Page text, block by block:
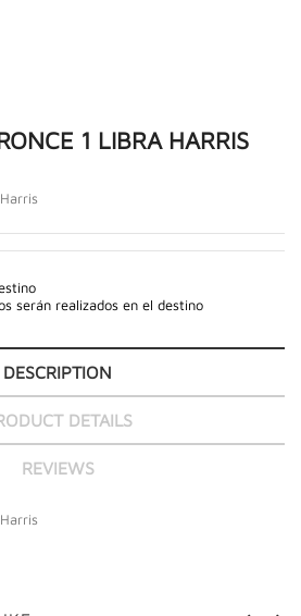
1 LIBRA HARRIS
serán realizados en el destino
DESCRIPTION
DETAILS
REVIEWS